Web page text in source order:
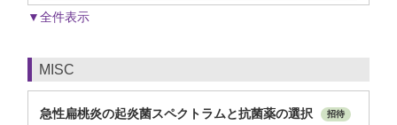
▼全件表示
MISC
急性扁桃炎の起炎菌スペクトラムと抗菌薬の選択 招待